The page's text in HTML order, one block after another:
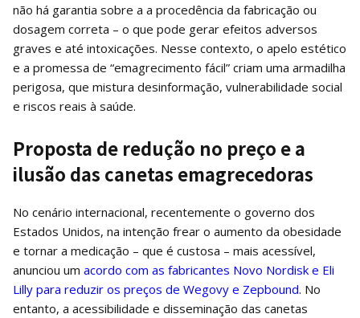
não há garantia sobre a a procedência da fabricação ou
dosagem correta – o que pode gerar efeitos adversos
graves e até intoxicações. Nesse contexto, o apelo estético
e a promessa de “emagrecimento fácil” criam uma armadilha
perigosa, que mistura desinformação, vulnerabilidade social
e riscos reais à saúde.
Proposta de redução no preço e a
ilusão das canetas emagrecedoras
No cenário internacional, recentemente o governo dos
Estados Unidos, na intenção frear o aumento da obesidade
e tornar a medicação – que é custosa – mais acessível,
anunciou um acordo com as fabricantes Novo Nordisk e Eli
Lilly para reduzir os preços de Wegovy e Zepbound. No
entanto, a acessibilidade e disseminação das canetas